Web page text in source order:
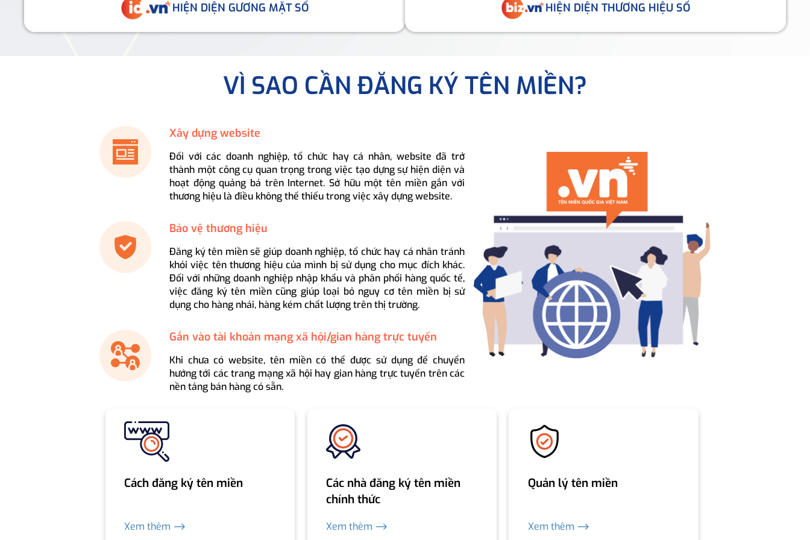
HIỆN DIỆN GƯƠNG MẶT SỐ HIỆN DIỆN THƯƠNG HIỆU SỐ
VÌ SAO CẦN ĐĂNG KÝ TÊN MIỀN?
Xây dựng website
Đối với các doanh nghiệp, tổ chức hay cá nhân, website đã trở
thành một công cụ quan trọng trong việc tạo dựng sự hiện diện và
hoạt động quảng bá trên Internet. Sở hữu một tên miền gắn với
thương hiệu là điều không thể thiếu trong việc xây dựng website.
Bảo vệ thương hiệu
Đăng ký tên miền sẽ giúp doanh nghiệp, tổ chức hay cá nhân tránh
khỏi việc tên thương hiệu của mình bị sử dụng cho mục đích khác.
Đối với những doanh nghiệp nhập khẩu và phân phối hàng quốc tế,
việc đăng ký tên miền cũng giúp loại bỏ nguy cơ tên miền bị sử
dụng cho hàng nhái, hàng kém chất lượng trên thị trường.
Gắn vào tài khoản mạng xã hội/gian hàng trực tuyến
Khi chưa có website, tên miền có thể được sử dụng để chuyển
hướng tới các trang mạng xã hội hay gian hàng trực tuyến trên các
nền tảng bán hàng có sẵn.
Cách đăng ký tên miền
Xem thêm ⟶
Các nhà đăng ký tên miền
chính thức
Xem thêm ⟶
Quản lý tên miền
Xem thêm ⟶